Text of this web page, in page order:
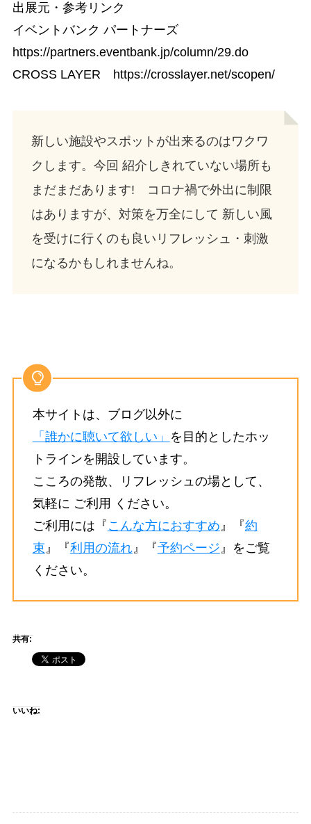
出展元・参考リンク
イベントバンク パートナーズ
https://partners.eventbank.jp/column/29.do
CROSS LAYER https://crosslayer.net/scopen/
新しい施設やスポットが出来るのはワクワ
クします。今回 紹介しきれていない場所も
まだまだあります! コロナ禍で外出に制限
はありますが、対策を万全にして 新しい風
を受けに行くのも良いリフレッシュ・刺激
になるかもしれませんね。
本サイトは、ブログ以外に
「誰かに聴いて欲しい」 を目的としたホッ
トラインを開設しています。
こころの発散、リフレッシュの場として、
気軽に ご利用 ください。
ご利用には『 こんな方におすすめ』『約
束』『利用の流れ』『予約ページ』をご覧
ください。
共有:
いいね: